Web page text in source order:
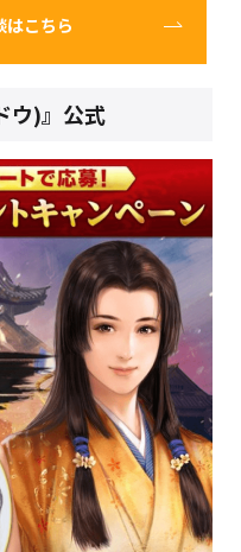
はこちら
ウ)』公式